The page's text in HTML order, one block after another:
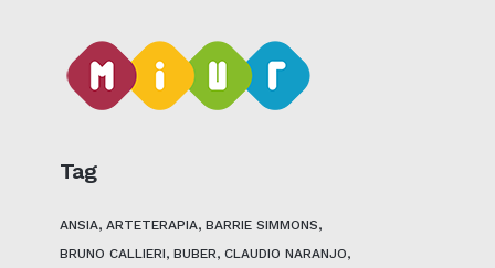
Tag
ANSIA ARTETERAPIA BARRIE SIMMONS
BRUNO CALLIERI BUBER CLAUDIO NARANJO